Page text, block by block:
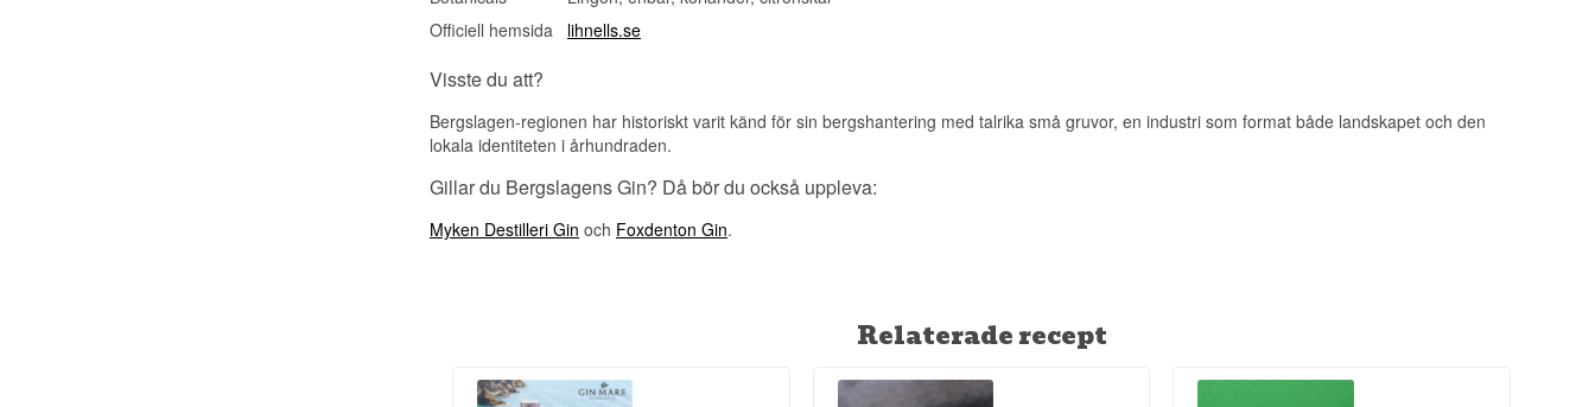
Officiell hemsida
lihnells.se
Visste du att?
Bergslagen-regionen har historiskt varit känd för sin bergshantering med talrika små gruvor, en industri som format både landskapet och den
lokala identiteten i århundraden.
Gillar du Bergslagens Gin? Då bör du också uppleva:
Myken Destilleri Gin och Foxdenton Gin.
Relaterade recept